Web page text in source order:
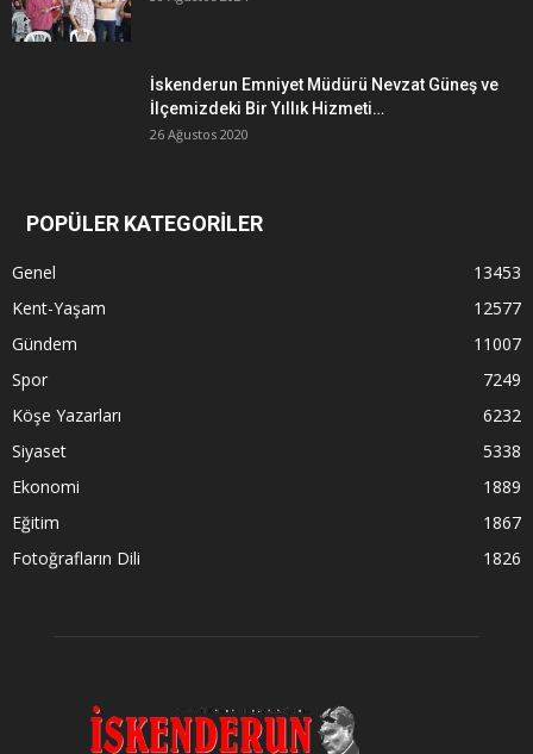
İskenderun Emniyet Müdürü Nevzat Güneş ve
İlçemizdeki Bir Yıllık Hizmeti…
26 Ağustos 2020
POPÜLER KATEGORİLER
Genel
13453
Kent-Yaşam
12577
Gündem
11007
Spor
7249
Köşe Yazarları
6232
Siyaset
5338
Ekonomi
1889
Eğitim
1867
Fotoğrafların Dili
1826